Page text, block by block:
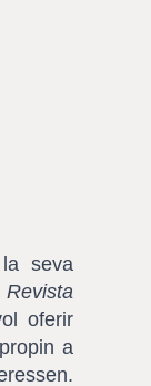
seva
Revista
oferir
a